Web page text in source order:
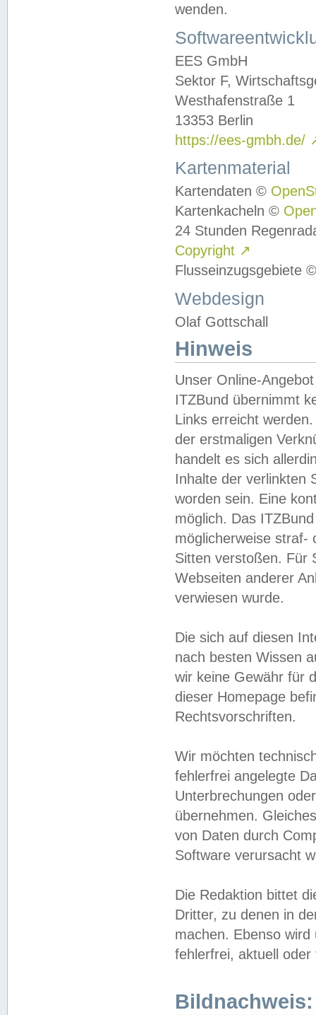
wenden.
EES GmbH
Sektor F,
Westhafenstraße 1
13353 Berlin
https://ees-gmbh.de/
Kartenmaterial
Kartendaten ©
Kartenkacheln ©
24 Stunden
Copyright ↗
Flusseinzugsgebiete
Webdesign
Olaf Gottschall
Hinweis
Unser Online-
ITZBund übernimmt
Links erreicht
der erstmaligen
handelt es sich
Inhalte der verlinkten
worden sein. Eine
möglich. Das
möglicherweise straf-
Sitten verstoßen. Für
Webseiten anderer
verwiesen wurde.
Die sich auf diesen
nach besten Wissen
wir keine Gewähr für
dieser Homepage
Rechtsvorschriften.
Wir möchten
fehlerfrei angelegte
Unterbrechungen
übernehmen.
von Daten durch
Software verursacht
Die Redaktion bittet
Dritter, zu denen in
machen. Ebenso
fehlerfrei, aktuell oder
Bildnachweis: